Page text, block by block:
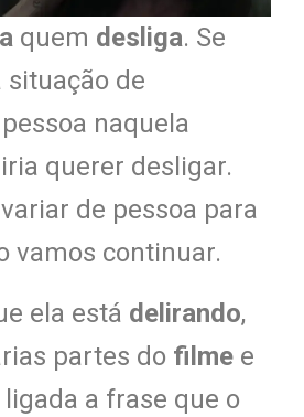
quem desliga. Se
de
pessoa naquela
querer desligar.
de pessoa para
vamos continuar.
ela está delirando,
partes do filme e
a frase que o